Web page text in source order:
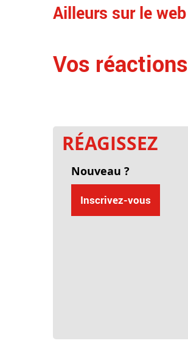
Ailleurs sur le web
Vos réactions
RÉAGISSEZ
Nouveau ?
Inscrivez-vous